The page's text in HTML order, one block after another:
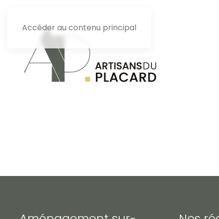
Accéder au contenu principal